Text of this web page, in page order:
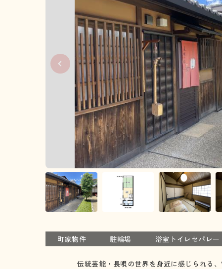
町家物件 駐輪場 浴室トイレセパレー
伝統芸能・長唄の世界を身近に感じられる